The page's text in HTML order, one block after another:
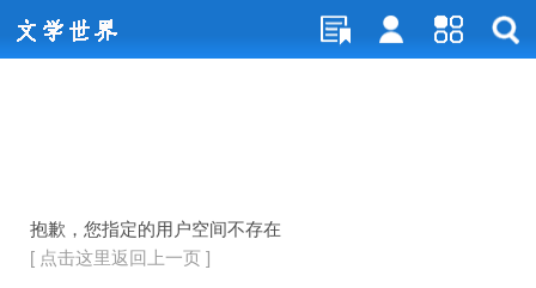
抱歉，您指定的用户空间不存在
[ 点击这里返回上一页 ]